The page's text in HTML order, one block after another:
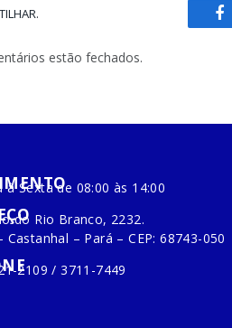
estão fechados.
à Sexta de 08:00 às 14:00
do Rio Branco, 2232.
Castanhal – Pará – CEP: 68743-050
2109 / 3711-7449